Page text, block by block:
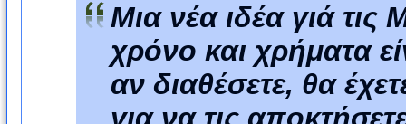
Μια νέα ιδέα γιά τις
χρόνο και χρήματα
αν διαθέσετε, θα